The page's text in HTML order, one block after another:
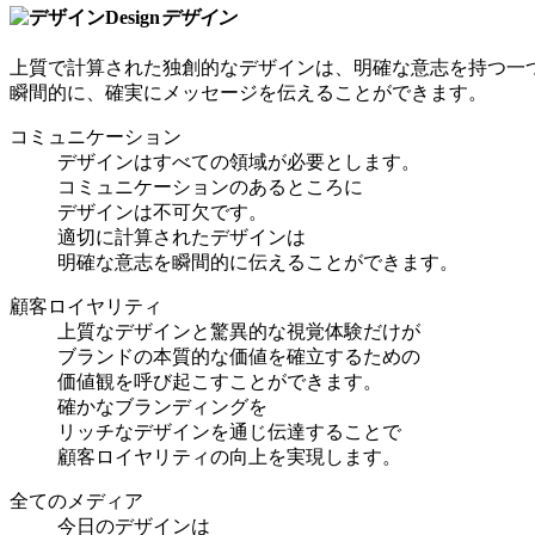
Designデザイン
上質で計算された独創的なデザインは、明確な意志を持つ一
瞬間的に、確実にメッセージを伝えることができます。
コミュニケーション
デザインはすべての領域が必要とします。
コミュニケーションのあるところに
デザインは不可欠です。
適切に計算されたデザインは
明確な意志を瞬間的に伝えることができます。
顧客ロイヤリティ
上質なデザインと驚異的な視覚体験だけが
ブランドの本質的な価値を確立するための
価値観を呼び起こすことができます。
確かなブランディングを
リッチなデザインを通じ伝達することで
顧客ロイヤリティの向上を実現します。
全てのメディア
今日のデザインは